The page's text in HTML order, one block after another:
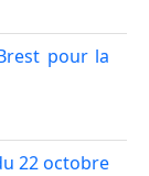
pour la
22 octobre